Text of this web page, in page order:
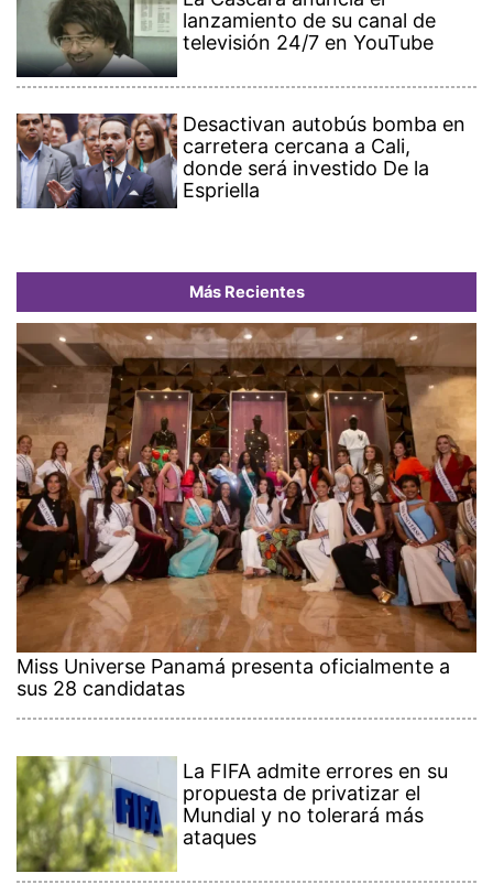
lanzamiento de su canal de
televisión 24/7 en YouTube
Desactivan autobús bomba en
carretera cercana a Cali,
donde será investido De la
Espriella
Más Recientes
Miss Universe Panamá presenta oficialmente a
sus 28 candidatas
La FIFA admite errores en su
propuesta de privatizar el
Mundial y no tolerará más
ataques